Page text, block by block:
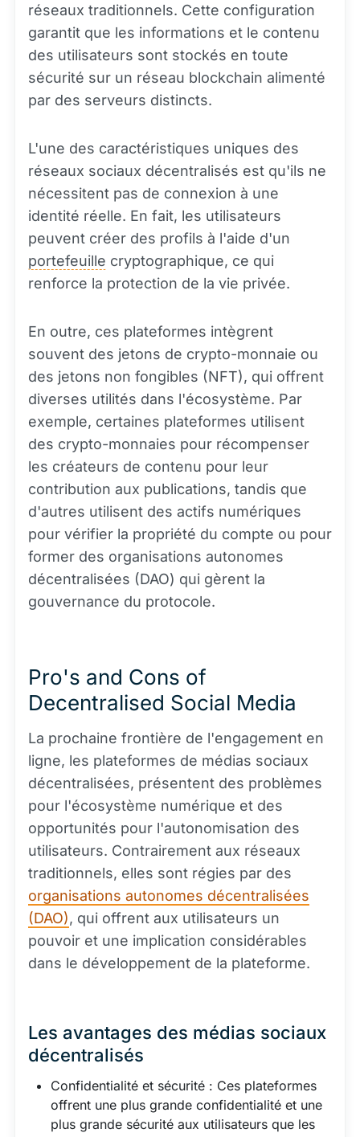
réseaux traditionnels. Cette configuration
garantit que les informations et le contenu
des utilisateurs sont stockés en toute
sécurité sur un réseau blockchain alimenté
par des serveurs distincts.
L'une des caractéristiques uniques des
réseaux sociaux décentralisés est qu'ils ne
nécessitent pas de connexion à une
identité réelle. En fait, les utilisateurs
peuvent créer des profils à l'aide d'un
portefeuille cryptographique, ce qui
renforce la protection de la vie privée.
En outre, ces plateformes intègrent
souvent des jetons de crypto-monnaie ou
des jetons non fongibles (NFT), qui offrent
diverses utilités dans l'écosystème. Par
exemple, certaines plateformes utilisent
des crypto-monnaies pour récompenser
les créateurs de contenu pour leur
contribution aux publications, tandis que
d'autres utilisent des actifs numériques
pour vérifier la propriété du compte ou pour
former des organisations autonomes
décentralisées (DAO) qui gèrent la
gouvernance du protocole.
Pro's and Cons of
Decentralised Social Media
La prochaine frontière de l'engagement en
ligne, les plateformes de médias sociaux
décentralisées, présentent des problèmes
pour l'écosystème numérique et des
opportunités pour l'autonomisation des
utilisateurs. Contrairement aux réseaux
traditionnels, elles sont régies par des
organisations autonomes décentralisées
(DAO), qui offrent aux utilisateurs un
pouvoir et une implication considérables
dans le développement de la plateforme.
Les avantages des médias sociaux
décentralisés
Confidentialité et sécurité : Ces plateformes
offrent une plus grande confidentialité et une
plus grande sécurité aux utilisateurs que les